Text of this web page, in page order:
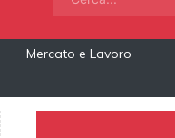
Mercato e Lavoro